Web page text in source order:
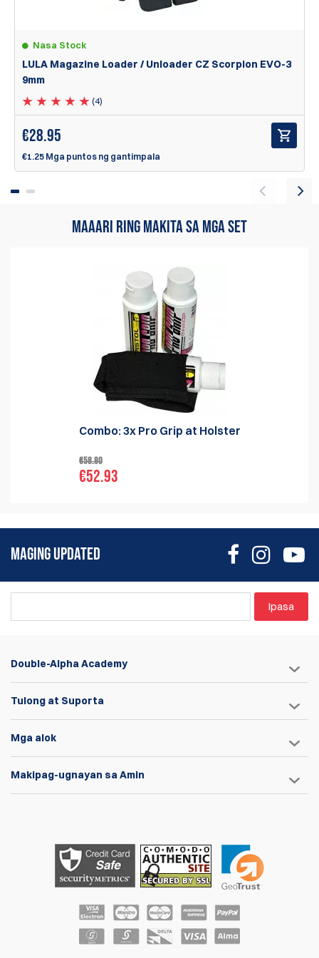
Nasa Stock
LULA Magazine Loader / Unloader CZ Scorpion EVO-3
9mm
(4)
€28.95
€1.25 Mga puntos ng gantimpala
MAAARI RING MAKITA SA MGA SET
Combo: 3x Pro Grip at Holster
€58.80
€52.93
MAGING UPDATED
Ipasa
Double-Alpha Academy
Tulong at Suporta
Mga alok
Makipag-ugnayan sa Amin